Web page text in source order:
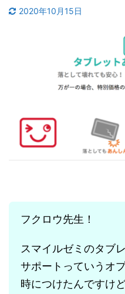
2020年10月15日
フクロウ先生！
スマイルゼミのタブ
サポートっていうオ
時につけたんですけ